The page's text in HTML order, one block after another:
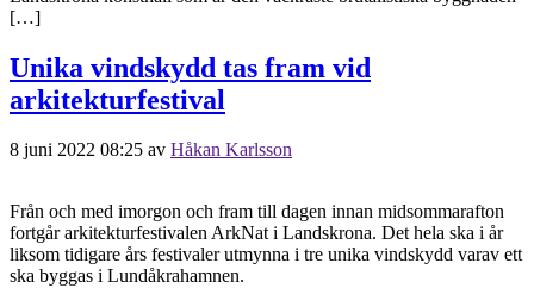
[…]
Unika vindskydd tas fram vid
arkitekturfestival
8 juni 2022 08:25 av Håkan Karlsson
Från och med imorgon och fram till dagen innan midsommarafton
fortgår arkitekturfestivalen ArkNat i Landskrona. Det hela ska i år
liksom tidigare års festivaler utmynna i tre unika vindskydd varav ett
ska byggas i Lundåkrahamnen.